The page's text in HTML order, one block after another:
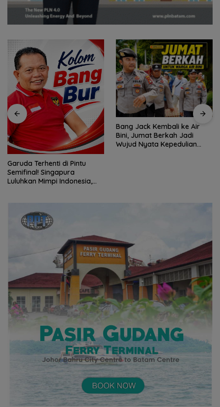
Garuda Terhenti di Pintu
Semifinal! Singapura
Luluhkan Mimpi Indonesia,
Bang Jack Kembali ke Air
Bini, Jumat Berkah Jadi
Wujud Nyata Kepedulian